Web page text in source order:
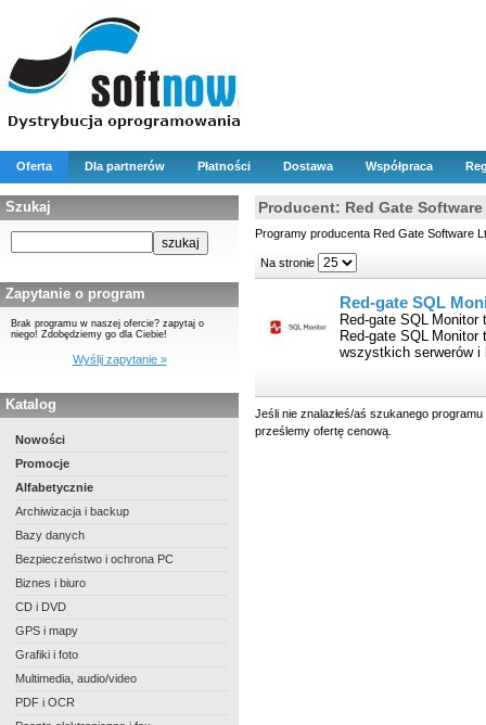
Oferta Dla partnerów Płatności Dostawa Współpraca
Szukaj
Zapytanie o program
Brak programu w naszej ofercie? zapytaj o
niego! Zdobędziemy go dla Ciebie!
Wyślij zapytanie »
Katalog
Nowości
Promocje
Alfabetycznie
Archiwizacja i backup
Bazy danych
Bezpieczeństwo i ochrona PC
Biznes i biuro
CD i DVD
GPS i mapy
Grafiki i foto
Multimedia, audio/video
PDF i OCR
Producent: Red Gate
Programy producenta Red Gate Software
Na stronie
Red-gate SQL
Red-gate SQL
Red-gate SQL
wszystkich serwerów
Jeśli nie znalazłeś/aś szukanego
prześlemy ofertę cenową.